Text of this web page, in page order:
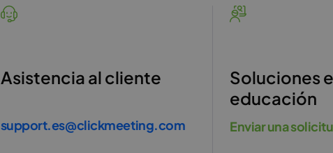
Asistencia al cliente
support.es@clickmeeting.com
Soluciones
educación
Enviar una